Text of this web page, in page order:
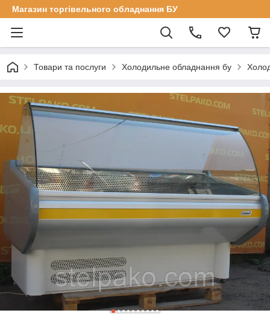
Магазин торгівельного обладнання БУ
Товари та послуги Холодильне обладнання бу